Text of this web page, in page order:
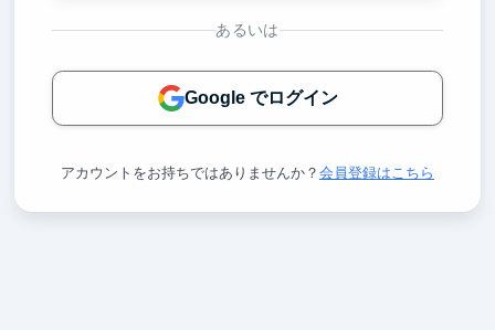
あるいは
Google でログイン
アカウントをお持ちではありませんか？ 会員登録はこちら